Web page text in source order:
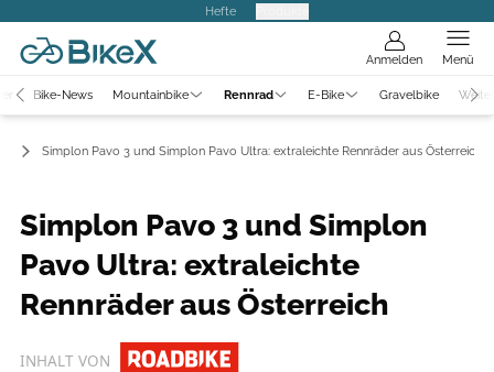
Hefte
Anmelden Menü
Bike-News Mountainbike Rennrad E-Bike Gravelbike
Simplon Pavo 3 und Simplon Pavo Ultra: extraleichte Rennräder aus Österreich
Simplon Pavo 3 und Simplon
Pavo Ultra: extraleichte
Rennräder aus Österreich
INHALT VON